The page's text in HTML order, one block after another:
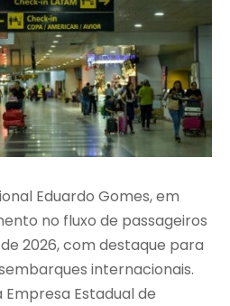
Eduardo Gomes, em
no fluxo de passageiros
2026, com destaque para
internacionais.
Empresa Estadual de